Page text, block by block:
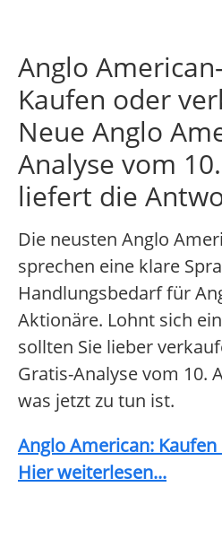
Anglo
Kaufen oder
Neue Anglo
Analyse vom
liefert die
Die neusten Anglo
sprechen eine klare
Handlungsbedarf für
Aktionäre. Lohnt sich
sollten Sie lieber
Gratis-Analyse vom 10.
was jetzt zu tun ist.
Anglo American:
Hier weiterlesen...